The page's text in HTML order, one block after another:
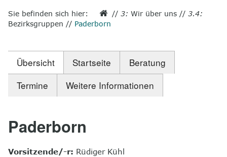
2
Aktuelles
3
Wir über uns
4
Unsere Leistungen
Wissenswertes
Unterstützen
Sie befinden sich hier: //3:Wir über uns //3.4:
Bezirksgruppen // Paderborn
Übersicht Startseite
Beratung
Termine
Weitere Informationen
Paderborn
Vorsitzende/-r: Rüdiger Kühl